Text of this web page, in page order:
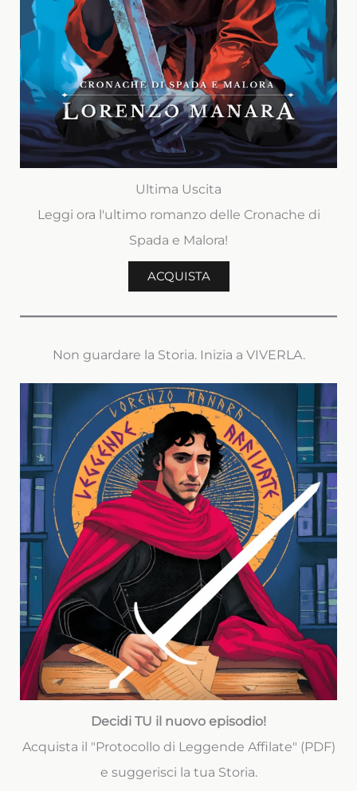
Ultima Uscita
Leggi ora l'ultimo romanzo delle Cronache di
Spada e Malora!
ACQUISTA
Non guardare la Storia. Inizia a VIVERLA.
Decidi TU il nuovo episodio!
Acquista il "Protocollo di Leggende Affilate" (PDF)
e suggerisci la tua Storia.